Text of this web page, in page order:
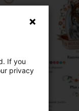
If you
privacy